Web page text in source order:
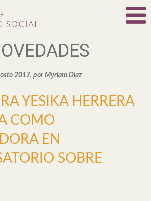
2017, por Myriam Díaz
YESIKA HERRERA
COMO
EN
SOBRE